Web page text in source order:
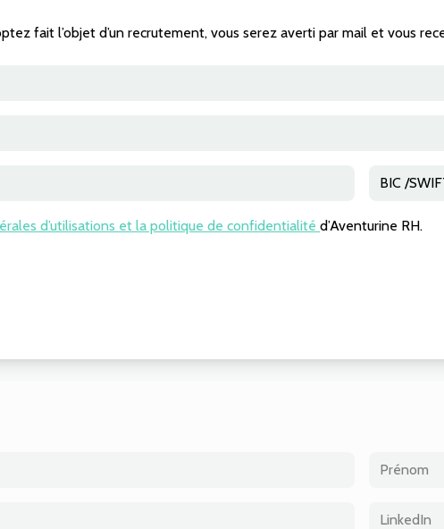
fait l’objet d’un recrutement, vous serez averti par mail et vous
d’utilisations et la politique de confidentialité d’Aventurine RH.